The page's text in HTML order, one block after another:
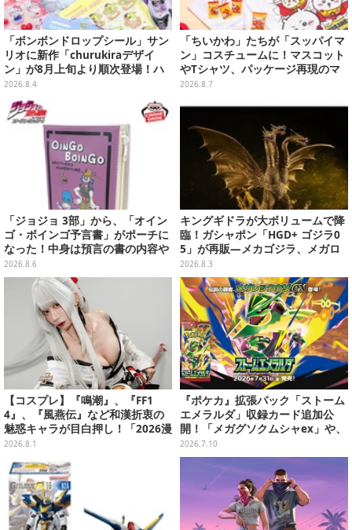
「ボンボンドロップシール」サン
リオに新作「churukiraデザイ
ン」が8月上旬より順次登場！ハ
ローキティ、はぴだんぶいなど全
8種類
2026.8.4
「ちいかわ」たちが「スッパイマ
ン」コスチュームに！マスコット
やTシャツ、パッケージ再現のマ
グネットなど全5アイテム
2026.8.7
「ジョジョ 3部」から、「オイン
ゴ・ボインゴ予言書」がポーチに
なった！中身は預言の書の内容や
アニメ総柄デザインをプリント
2026.8.6
キングギドラが大ボリュームで降
臨！ガシャポン「HGD+ ゴジラ0
5」が再販―メカゴジラ、メガロ
なども揃った全4種
2026.8.3
【コスプレ】『鳴潮』、『FF1
4』、『風燕伝』など和漢折衷の
魅惑キャラが目白押し！「2026漫
画博覧会」美麗レイヤー13選【写
2026.8.1
『ポケカ』拡張パック「ストーム
エメラルダ」収録カード追加公
開！「メガグソクムシャex」や、
2枚1組で使うスタジアムがさらに
登場
2026.7.10